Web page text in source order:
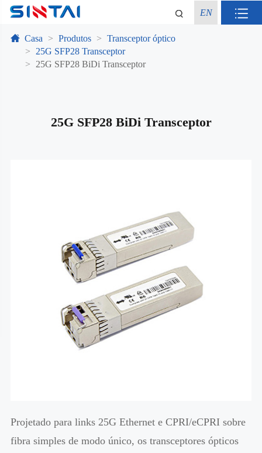
EN
Casa Produtos
Transceptor óptico
25G SFP28 Transceptor
25G SFP28 BiDi Transceptor
25G SFP28 BiDi Transceptor
Projetado para links 25G Ethernet e CPRI/eCPRI sobre
fibra simples de modo único, os transceptores ópticos